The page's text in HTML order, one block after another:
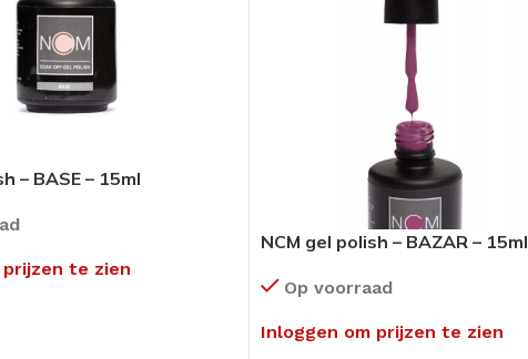
– BASE – 15ml
te zien
NCM gel polish – BAZAR – 15ml
Op voorraad
Inloggen om prijzen te zien